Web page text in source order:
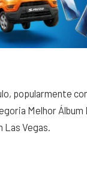
popularmente
Melhor Álbum
Vegas.